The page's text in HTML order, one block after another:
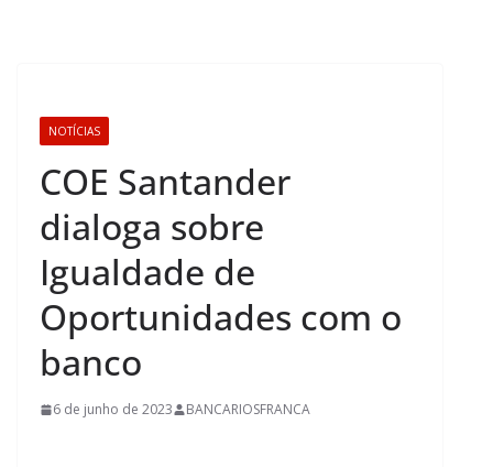
NOTÍCIAS
COE Santander
dialoga sobre
Igualdade de
Oportunidades com o
banco
6 de junho de 2023 BANCARIOSFRANCA